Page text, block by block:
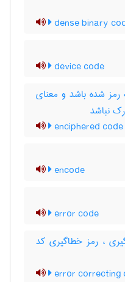
dense binary
device code
شده باشد و معنای
نباشد
enciphered code
encode
error code
، رمز خطاگیری کد
error correcting